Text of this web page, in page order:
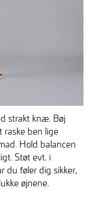
strakt knæ. Bøj
raske ben lige
Hold balancen
Støt evt. i
du føler dig sikker,
øjnene.